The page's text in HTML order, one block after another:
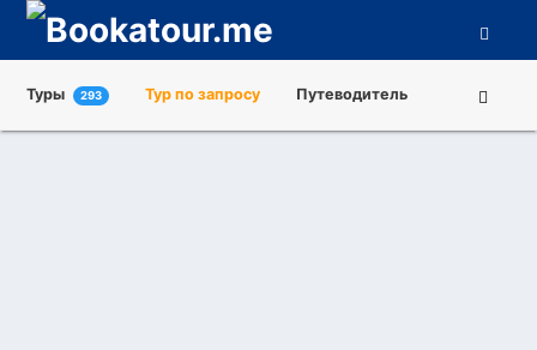
Туры 293 Тур по запросу Путеводитель